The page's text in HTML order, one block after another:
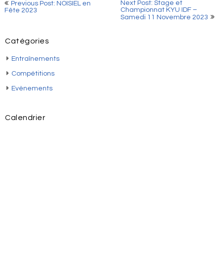
de
Previous Post: NOISIEL en
Fête 2023
Next Post: Stage et
Championnat KYU IDF –
Samedi 11 Novembre 2023
Catégories
Entraînements
Compétitions
Evènements
Calendrier